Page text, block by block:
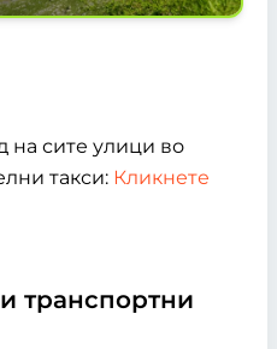
на сите улици во
такси: Кликнете
транспортни